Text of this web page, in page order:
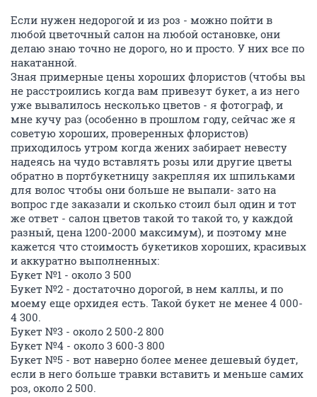
Если нужен недорогой и из роз - можно пойти в
любой цветочный салон на любой остановке, они
делаю знаю точно не дорого, но и просто. У них все по
накатанной.
Зная примерные цены хороших флористов (чтобы вы
не расстроились когда вам привезут букет, а из него
уже вывалилось несколько цветов - я фотограф, и
мне кучу раз (особенно в прошлом году, сейчас же я
советую хороших, проверенных флористов)
приходилось утром когда жених забирает невесту
надеясь на чудо вставлять розы или другие цветы
обратно в портбукетницу закрепляя их шпильками
для волос чтобы они больше не выпали- зато на
вопрос где заказали и сколько стоил был один и тот
же ответ - салон цветов такой то такой то, у каждой
разный, цена 1200-2000 максимум), и поэтому мне
кажется что стоимость букетиков хороших, красивых
и аккуратно выполненных:
Букет №1 - около 3 500
Букет №2 - достаточно дорогой, в нем каллы, и по
моему еще орхидея есть. Такой букет не менее 4 000-
4 300.
Букет №3 - около 2 500-2 800
Букет №4 - около 3 600-3 800
Букет №5 - вот наверно более менее дешевый будет,
если в него больше травки вставить и меньше самих
роз, около 2 500.